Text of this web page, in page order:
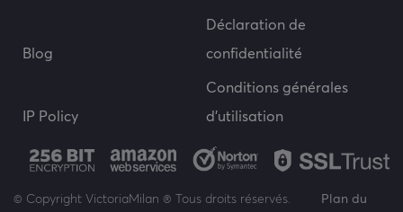
Blog
Déclaration de
confidentialité
IP Policy
Conditions générales
d’utilisation
© Copyright VictoriaMilan ® Tous droits réservés.
Plan du